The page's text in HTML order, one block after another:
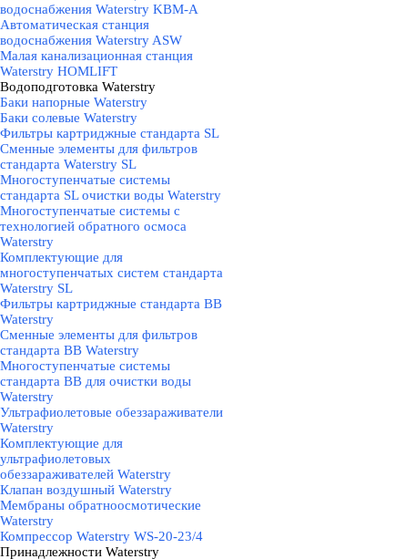
водоснабжения Waterstry KBM-A
Автоматическая станция
водоснабжения Waterstry ASW
Малая канализационная станция
Waterstry HOMLIFT
Водоподготовка Waterstry
Баки напорные Waterstry
Баки солевые Waterstry
Фильтры картриджные стандарта SL
Cменные элементы для фильтров
стандарта Waterstry SL
Многоступенчатые системы
стандарта SL очистки воды Waterstry
Многоступенчатые системы с
технологией обратного осмоса
Waterstry
Комплектующие для
многоступенчатых систем стандарта
Waterstry SL
Фильтры картриджные стандарта BB
Waterstry
Cменные элементы для фильтров
стандарта BB Waterstry
Многоступенчатые системы
стандарта BB для очистки воды
Waterstry
Ультрафиолетовые обеззараживатели
Waterstry
Комплектующие для
ультрафиолетовых
обеззараживателей Waterstry
Клапан воздушный Waterstry
Мембраны обратноосмотические
Waterstry
Компрессор Waterstry WS-20-23/4
Принадлежности Waterstry